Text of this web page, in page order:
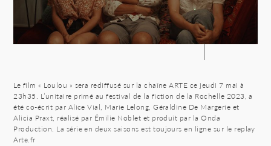
Le film « Loulou » sera rediffusé sur la chaîne ARTE ce jeudi 7 mai à
23h35. L’unitaire primé au festival de la fiction de la Rochelle 2023, a
été co-écrit par Alice Vial, Marie Lelong, Géraldine De Margerie et
Alicia Praxt, réalisé par Émilie Noblet et produit par la Onda
Production. La série en deux saisons est toujours en ligne sur le replay
Arte.fr